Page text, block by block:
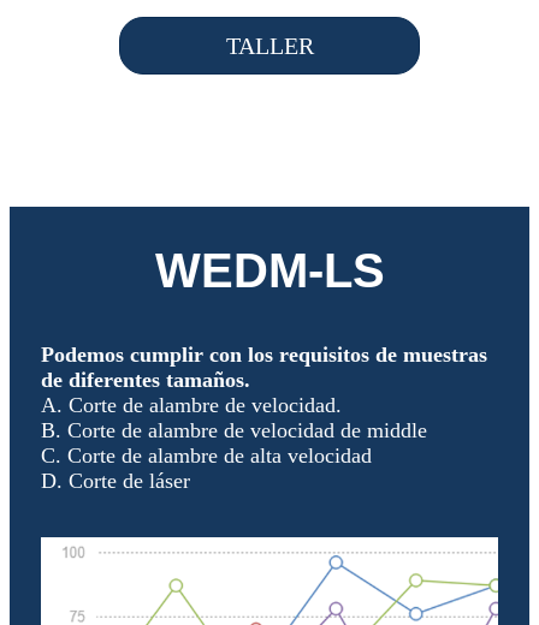
TALLER
WEDM-LS
Podemos cumplir con los requisitos de muestras
de diferentes tamaños.
A. Corte de alambre de velocidad.
B. Corte de alambre de velocidad de middle
C. Corte de alambre de alta velocidad
D. Corte de láser